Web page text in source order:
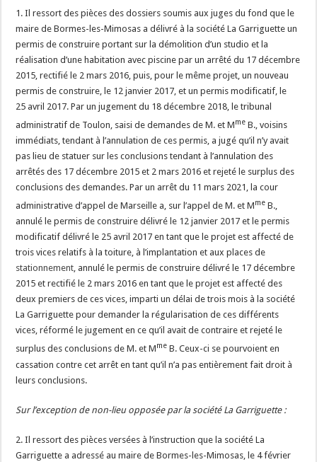
1. Il ressort des pièces des dossiers soumis aux juges du fond que le
maire de Bormes-les-Mimosas a délivré à la société La Garriguette un
permis de construire portant sur la démolition d’un studio et la
réalisation d’une habitation avec piscine par un arrêté du 17 décembre
2015, rectifié le 2 mars 2016, puis, pour le même projet, un nouveau
permis de construire, le 12 janvier 2017, et un permis modificatif, le
25 avril 2017. Par un jugement du 18 décembre 2018, le tribunal
administratif de Toulon, saisi de demandes de M. et Mme B., voisins
immédiats, tendant à l’annulation de ces permis, a jugé qu’il n’y avait
pas lieu de statuer sur les conclusions tendant à l’annulation des
arrêtés des 17 décembre 2015 et 2 mars 2016 et rejeté le surplus des
conclusions des demandes. Par un arrêt du 11 mars 2021, la cour
administrative d’appel de Marseille a, sur l’appel de M. et Mme B.,
annulé le permis de construire délivré le 12 janvier 2017 et le permis
modificatif délivré le 25 avril 2017 en tant que le projet est affecté de
trois vices relatifs à la toiture, à l’implantation et aux places de
stationnement, annulé le permis de construire délivré le 17 décembre
2015 et rectifié le 2 mars 2016 en tant que le projet est affecté des
deux premiers de ces vices, imparti un délai de trois mois à la société
La Garriguette pour demander la régularisation de ces différents
vices, réformé le jugement en ce qu’il avait de contraire et rejeté le
surplus des conclusions de M. et Mme B. Ceux-ci se pourvoient en
cassation contre cet arrêt en tant qu’il n’a pas entièrement fait droit à
leurs conclusions.
Sur l’exception de non-lieu opposée par la société La Garriguette :
2. Il ressort des pièces versées à l’instruction que la société La
Garriguette a adressé au maire de Bormes-les-Mimosas, le 4 février